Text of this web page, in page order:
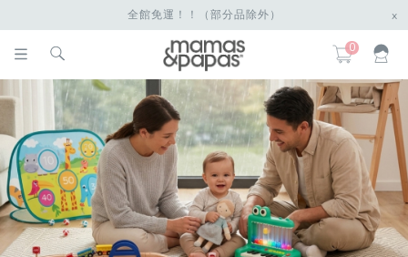
全館免運！！（部分品除外） x
0